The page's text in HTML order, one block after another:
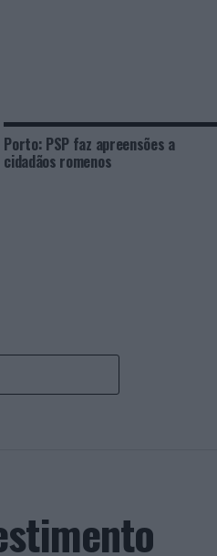
Porto: PSP faz apreensões a
cidadãos romenos